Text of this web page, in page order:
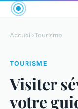
Accueil›Tourisme
TOURISME
Visiter
votre